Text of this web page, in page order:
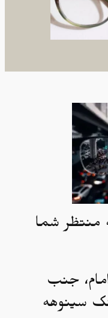
منتظر شما
جنب
سینوهه